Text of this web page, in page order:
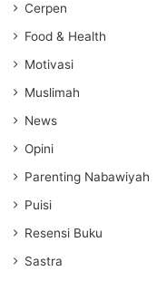
Cerpen
Food & Health
Motivasi
Muslimah
News
Opini
Parenting Nabawiyah
Puisi
Resensi Buku
Sastra